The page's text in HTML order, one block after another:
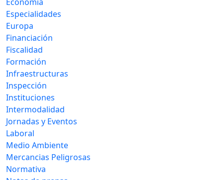
Especialidades
Europa
Financiación
Fiscalidad
Formación
Infraestructuras
Inspección
Instituciones
Intermodalidad
Jornadas y Eventos
Laboral
Medio Ambiente
Mercancias Peligrosas
Normativa